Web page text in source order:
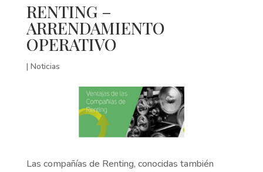
RENTING –
ARRENDAMIENTO
OPERATIVO
| Noticias
Las compañías de Renting, conocidas también